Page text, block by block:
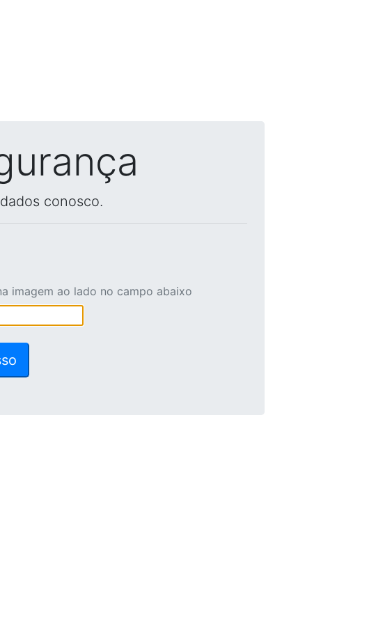
conosco.
imagem ao lado no campo abaixo